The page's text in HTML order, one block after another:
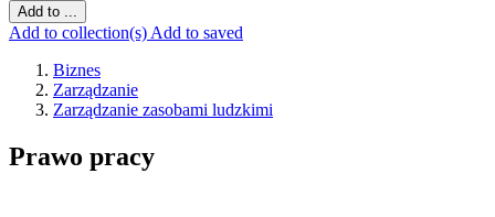
Add to ...
Add to collection(s) Add to saved
Biznes
Zarządzanie
Zarządzanie zasobami ludzkimi
Prawo pracy